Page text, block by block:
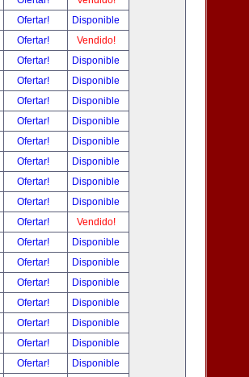
Ofertar!
Disponible
Ofertar!
Vendido!
Ofertar!
Disponible
Ofertar!
Disponible
Ofertar!
Disponible
Ofertar!
Disponible
Ofertar!
Disponible
Ofertar!
Disponible
Ofertar!
Disponible
Ofertar!
Disponible
Ofertar!
Vendido!
Ofertar!
Disponible
Ofertar!
Disponible
Ofertar!
Disponible
Ofertar!
Disponible
Ofertar!
Disponible
Ofertar!
Disponible
Ofertar!
Disponible